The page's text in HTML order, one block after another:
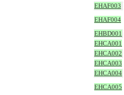
EHAF003
EHAF004
EHBD001
EHCA001
EHCA002
EHCA003
EHCA004
EHCA005